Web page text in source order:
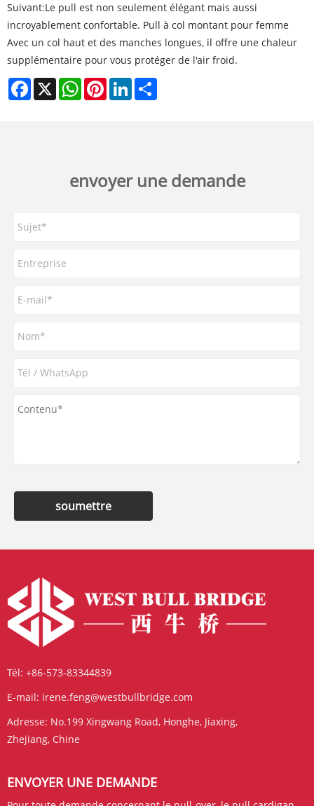
Suivant:Le pull est non seulement élégant mais aussi
incroyablement confortable. Pull à col montant pour femme
Avec un col haut et des manches longues, il offre une chaleur
supplémentaire pour vous protéger de l'air froid.
Facebook
X WhatsAppPinterestLinkedIn
envoyer une demande
soumettre
Tél: +86-573-83344839
E-mail: irene.feng@westbullbridge.com
Adresse: No.199 Xingwang Road, Honghe, Jiaxing,
Zhejiang, Chine
ENVOYER UNE DEMANDE